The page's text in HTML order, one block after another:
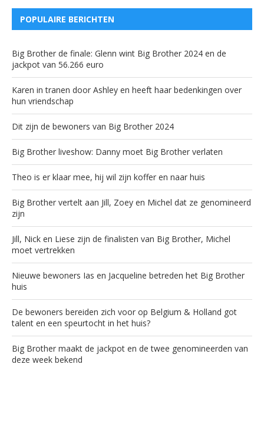
POPULAIRE BERICHTEN
Big Brother de finale: Glenn wint Big Brother 2024 en de
jackpot van 56.266 euro
Karen in tranen door Ashley en heeft haar bedenkingen over
hun vriendschap
Dit zijn de bewoners van Big Brother 2024
Big Brother liveshow: Danny moet Big Brother verlaten
Theo is er klaar mee, hij wil zijn koffer en naar huis
Big Brother vertelt aan Jill, Zoey en Michel dat ze genomineerd
zijn
Jill, Nick en Liese zijn de finalisten van Big Brother, Michel
moet vertrekken
Nieuwe bewoners Ias en Jacqueline betreden het Big Brother
huis
De bewoners bereiden zich voor op Belgium & Holland got
talent en een speurtocht in het huis?
Big Brother maakt de jackpot en de twee genomineerden van
deze week bekend